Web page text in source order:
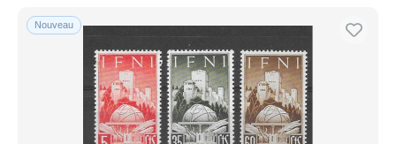
Uniquement en réduction
Livraison gratuite
Méthodes de paiement
PayPal
Virement bancaire
Nouveau